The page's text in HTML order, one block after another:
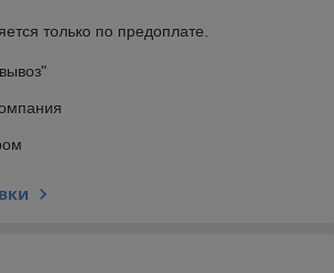
только по предоплате.